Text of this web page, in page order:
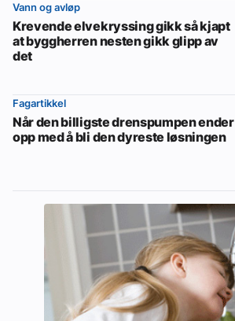
Vann og avløp
Krevende elvekryssing gikk så kjapt
at byggherren nesten gikk glipp av
det
Fagartikkel
Når den billigste drenspumpen ender
opp med å bli den dyreste løsningen